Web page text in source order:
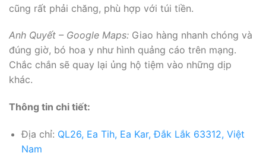
cũng rất phải chăng, phù hợp với túi tiền.
Anh Quyết – Google Maps: Giao hàng nhanh chóng và
đúng giờ, bó hoa y như hình quảng cáo trên mạng.
Chắc chắn sẽ quay lại ủng hộ tiệm vào những dịp
khác.
Thông tin chi tiết:
Địa chỉ: QL26, Ea Tih, Ea Kar, Đắk Lắk 63312, Việt
Nam